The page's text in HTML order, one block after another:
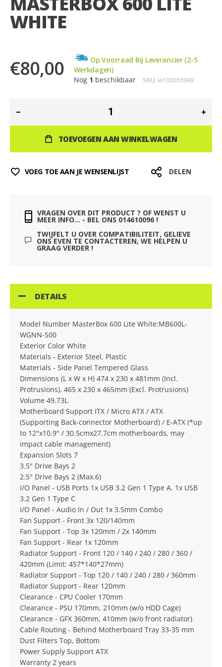
afbeeldingen-
gallerij
WHITE
€80,00
Op Voorraad Bij Leverancier (2-5
Werkdagen)
Nog 1 beschikbaar SKU w100055949
TOEVOEGEN AAN WINKELWAGEN
VOEG TOE AAN JE WENSENLIJST DELEN
VRAGEN OVER DIT PRODUCT ? OF WENST U
MEER INFO... - BEL ONS 014610096 !
TWIJFELT U OVER COMPATIBILITEIT, GELIEVE
ONS EVEN TE CONTACTEREN, WE HELPEN U
GRAAG VERDER !
DETAILS
Model Number MasterBox 600 Lite White:MB600L-
WGNN-S00
Exterior Color White
Materials - Exterior Steel, Plastic
Materials - Side Panel Tempered Glass
Dimensions (L x W x H) 474 x 230 x 481mm (Incl.
Protrusions), 465 x 230 x 465mm (Excl. Protrusions)
Volume 49.73L
Motherboard Support ITX / Micro ATX / ATX
(Supporting Back-connector Motherboard) / E-ATX (*up
to 12"x10.9" / 30.5cmx27.7cm motherboards, may
impact cable management)
Expansion Slots 7
3.5" Drive Bays 2
2.5" Drive Bays 2 (Max.6)
I/O Panel - USB Ports 1x USB 3.2 Gen 1 Type A, 1x USB
3.2 Gen 1 Type C
I/O Panel - Audio In / Out 1x 3.5mm Combo
Fan Support - Front 3x 120/140mm
Fan Support - Top 3x 120mm / 2x 140mm
Fan Support - Rear 1x 120mm
Radiator Support - Front 120 / 140 / 240 / 280 / 360 /
420mm (Limit: 457*140*27mm)
Radiator Support - Top 120 / 140 / 240 / 280 / 360mm
Radiator Support - Rear 120mm
Clearance - CPU Cooler 170mm
Clearance - PSU 170mm, 210mm (w/o HDD Cage)
Clearance - GFX 360mm, 410mm (w/o front radiator)
Cable Routing - Behind Motherboard Tray 33-35 mm
Dust Filters Top, Bottom
Power Supply Support ATX
Warranty 2 years